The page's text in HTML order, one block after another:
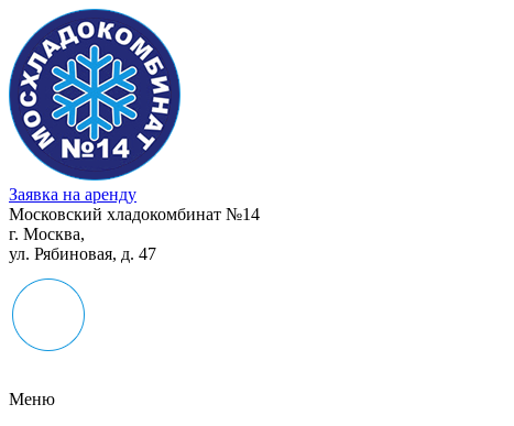
Заявка на аренду
Московский хладокомбинат №14
г. Москва,
ул. Рябиновая, д. 47
Меню